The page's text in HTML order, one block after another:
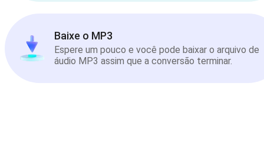
Baixe o MP3
Espere um pouco e você pode baixar o arquivo de
áudio MP3 assim que a conversão terminar.